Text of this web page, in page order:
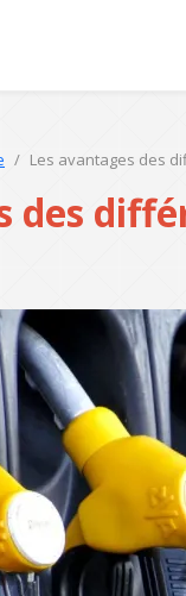
Les avantages des
des